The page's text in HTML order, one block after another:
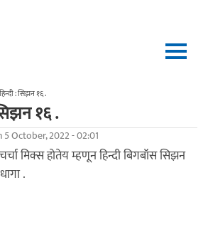
: सिझन १६ .
१६ .
October, 2022 - 02:01
मिक्स होतेय म्हणून हिन्दी बिगबॉस सिझन
.